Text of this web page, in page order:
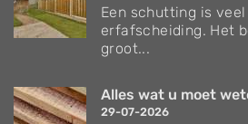
Een schutting is
erfafscheiding. Het
groot...
Alles wat u moet
29-07-2026